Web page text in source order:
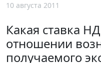
10 августа 2011
Какая ставка
отношении
получаемого